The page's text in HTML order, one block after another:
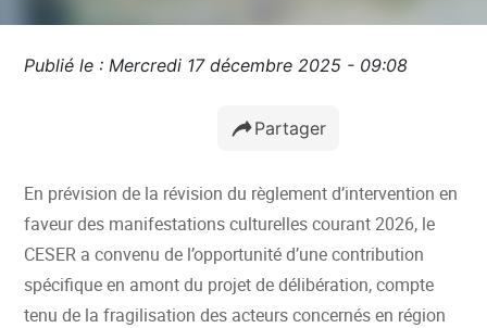
Publié le : Mercredi 17 décembre 2025 - 09:08
Partager
En prévision de la révision du règlement d’intervention en
faveur des manifestations culturelles courant 2026, le
CESER a convenu de l’opportunité d’une contribution
spécifique en amont du projet de délibération, compte
tenu de la fragilisation des acteurs concernés en région